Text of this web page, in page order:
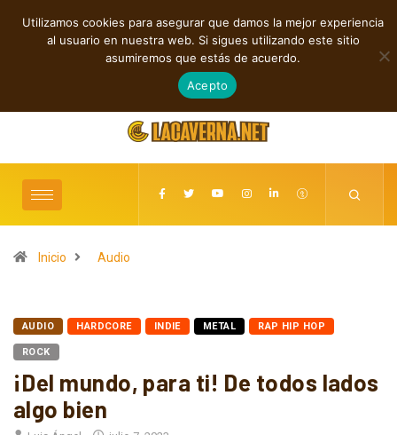
TENDENCIAS
Rock, folk e indie: cuatro estrenos independientes por descubrir
agosto 7, 2026
Inicio Audio
AUDIO HARDCORE INDIE METAL RAP HIP HOP
ROCK
¡Del mundo, para ti! De todos lados
algo bien
Utilizamos cookies para asegurar que damos la mejor experiencia
al usuario en nuestra web. Si sigues utilizando este sitio
asumiremos que estás de acuerdo.
Acepto